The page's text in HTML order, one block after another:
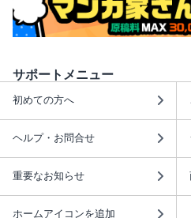
サポートメニュー
初めての方へ
ヘルプ・お問合せ
重要なお知らせ
ホームアイコンを追加